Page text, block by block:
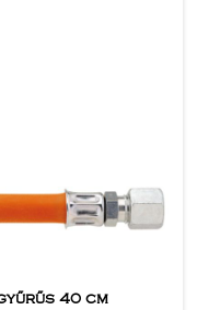
40 cm